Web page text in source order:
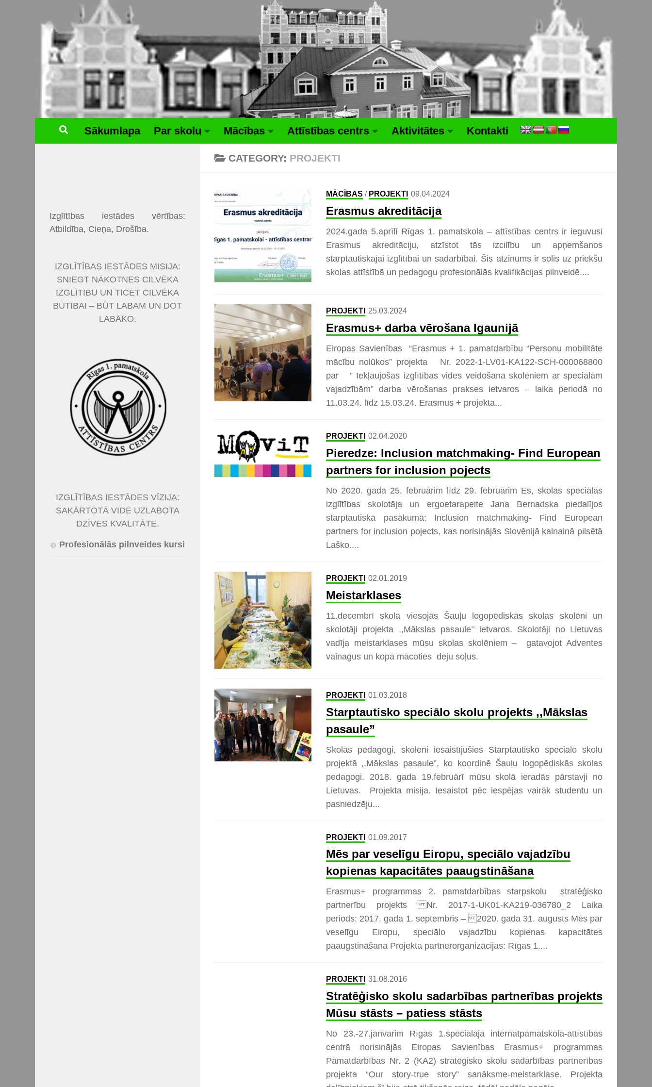
Sākumlapa Par skolu Mācības Attīstības centrs Aktivitātes Kontakti
CATEGORY: PROJEKTI
MĀCĪBAS / PROJEKTI 09.04.2024
Erasmus akreditācija
2024.gada 5.aprīlī Rīgas 1. pamatskola – attīstības centrs ir ieguvusi
Erasmus akreditāciju, atzīstot tās izcilību un apņemšanos
starptautiskajai izglītībai un sadarbībai. Šis atzinums ir solis uz priekšu
skolas attīstībā un pedagogu profesionālās kvalifikācijas pilnveidē....
PROJEKTI 25.03.2024
Erasmus+ darba vērošana Igaunijā
Eiropas Savienības “Erasmus + 1. pamatdarbību “Personu mobilitāte
mācību nolūkos” projekta Nr. 2022-1-LV01-KA122-SCH-000068800
par ” Iekļaujošas izglītības vides veidošana skolēniem ar speciālām
vajadzībām” darba vērošanas prakses ietvaros – laika periodā no
11.03.24. līdz 15.03.24. Erasmus + projekta...
PROJEKTI 02.04.2020
Pieredze: Inclusion matchmaking- Find European
partners for inclusion pojects
No 2020. gada 25. februārim līdz 29. februārim Es, skolas speciālās
izglītības skolotāja un ergoetarapeite Jana Bernadska piedalījos
starptautiskā pasākumā: Inclusion matchmaking- Find European
partners for inclusion pojects, kas norisinājās Slovēnijā kalnainā pilsētā
Laško....
PROJEKTI 02.01.2019
Meistarklases
11.decembrī skolā viesojās Šauļu logopēdiskās skolas skolēni un
skolotāji projekta ,,Mākslas pasaule’’ ietvaros. Skolotāji no Lietuvas
vadīja meistarklases mūsu skolas skolēniem – gatavojot Adventes
vainagus un kopā mācoties deju soļus.
PROJEKTI 01.03.2018
Starptautisko speciālo skolu projekts ,,Mākslas
pasaule”
Skolas pedagogi, skolēni iesaistījušies Starptautisko speciālo skolu
projektā ,,Mākslas pasaule”, ko koordinē Šauļu logopēdiskās skolas
pedagogi. 2018. gada 19.februārī mūsu skolā ieradās pārstavji no
Lietuvas. Projekta misija. Iesaistot pēc iespējas vairāk studentu un
pasniedzēju...
PROJEKTI 01.09.2017
Mēs par veselīgu Eiropu, speciālo vajadzību
kopienas kapacitātes paaugstināšana
Erasmus+ programmas 2. pamatdarbības starpskolu stratēģisko
partnerību projekts Nr. 2017-1-UK01-KA219-036780_2 Laika
periods: 2017. gada 1. septembris – 2020. gada 31. augusts Mēs par
veselīgu Eiropu, speciālo vajadzību kopienas kapacitātes
paaugstināšana Projekta partnerorganizācijas: Rīgas 1....
PROJEKTI 31.08.2016
Stratēģisko skolu sadarbības partnerības projekts
Mūsu stāsts – patiess stāsts
No 23.-27.janvārim Rīgas 1.speciālajā internātpamatskolā-attīstības
centrā norisinājās Eiropas Savienības Erasmus+ programmas
Pamatdarbības Nr. 2 (KA2) stratēģisko skolu sadarbības partnerības
projekta “Our story-true story” sanāksme-meistarklase. Projekta
Izglītības iestādes vērtības:
Atbildība, Cieņa, Drošība.
IZGLĪTĪBAS IESTĀDES MISIJA:
SNIEGT NĀKOTNES CILVĒKA
IZGLĪTĪBU UN TICĒT CILVĒKA
BŪTĪBAI – BŪT LABAM UN DOT
LABĀKO.
IZGLĪTĪBAS IESTĀDES VĪZIJA:
SAKĀRTOTĀ VIDĒ UZLABOTA
DZĪVES KVALITĀTE.
Profesionālās pilnveides kursi